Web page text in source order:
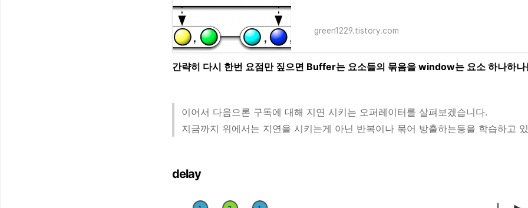
green1229.tistory.com
간략히 다시 한번 요점만 짚으면 Buffer는 요소들의 묶음을 window는 요소 하나하나
이어서 다음으론 구독에 대해 지연 시키는 오퍼레이터를 살펴보겠습니다.
지금까지 위에서는 지연을 시키는게 아닌 반복이나 묶어 방출하는등을 학습하고
delay